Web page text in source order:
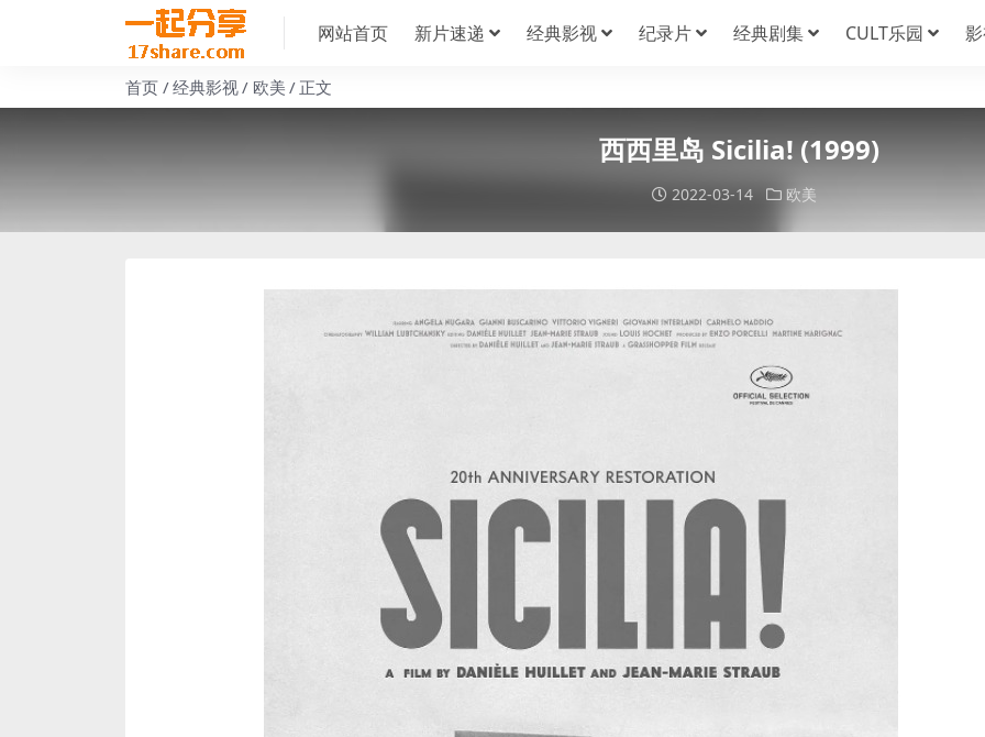
网站首页 新片速递 经典影视 纪录片 经典剧集 CULT乐园
首页 经典影视 欧美 正文
西西里岛 Sicilia! (1999)
2022-03-14 欧美